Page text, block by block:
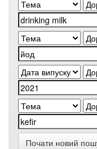
Почати новий